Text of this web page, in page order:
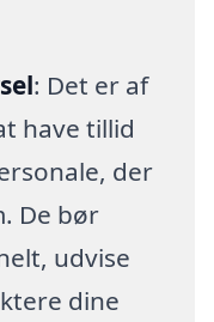
: Det er af
have tillid
der
De bør
udvise
dine